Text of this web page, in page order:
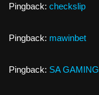
Pingback: checkslip
Pingback: mawinbet
Pingback: SA GAMING